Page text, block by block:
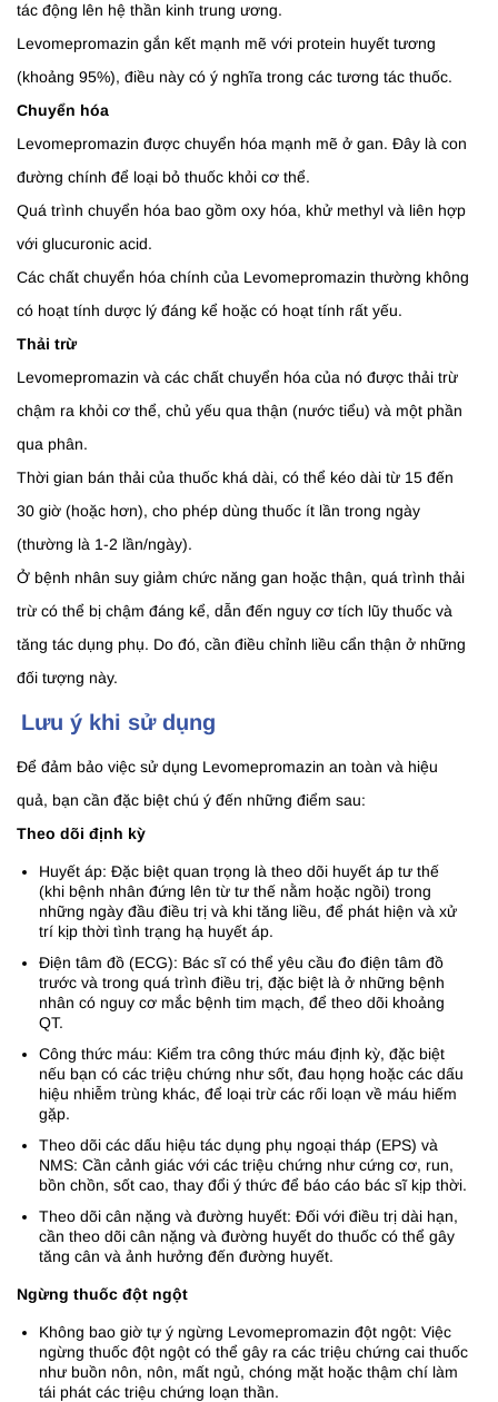
tác động lên hệ thần kinh trung ương.
Levomepromazin gắn kết mạnh mẽ với protein huyết tương
(khoảng 95%), điều này có ý nghĩa trong các tương tác thuốc.
Chuyển hóa
Levomepromazin được chuyển hóa mạnh mẽ ở gan. Đây là con
đường chính để loại bỏ thuốc khỏi cơ thể.
Quá trình chuyển hóa bao gồm oxy hóa, khử methyl và liên hợp
với glucuronic acid.
Các chất chuyển hóa chính của Levomepromazin thường không
có hoạt tính dược lý đáng kể hoặc có hoạt tính rất yếu.
Thải trừ
Levomepromazin và các chất chuyển hóa của nó được thải trừ
chậm ra khỏi cơ thể, chủ yếu qua thận (nước tiểu) và một phần
qua phân.
Thời gian bán thải của thuốc khá dài, có thể kéo dài từ 15 đến
30 giờ (hoặc hơn), cho phép dùng thuốc ít lần trong ngày
(thường là 1-2 lần/ngày).
Ở bệnh nhân suy giảm chức năng gan hoặc thận, quá trình thải
trừ có thể bị chậm đáng kể, dẫn đến nguy cơ tích lũy thuốc và
tăng tác dụng phụ. Do đó, cần điều chỉnh liều cẩn thận ở những
đối tượng này.
Lưu ý khi sử dụng
Để đảm bảo việc sử dụng Levomepromazin an toàn và hiệu
quả, bạn cần đặc biệt chú ý đến những điểm sau:
Theo dõi định kỳ
Huyết áp: Đặc biệt quan trọng là theo dõi huyết áp tư thế
(khi bệnh nhân đứng lên từ tư thế nằm hoặc ngồi) trong
những ngày đầu điều trị và khi tăng liều, để phát hiện và xử
trí kịp thời tình trạng hạ huyết áp.
Điện tâm đồ (ECG): Bác sĩ có thể yêu cầu đo điện tâm đồ
trước và trong quá trình điều trị, đặc biệt là ở những bệnh
nhân có nguy cơ mắc bệnh tim mạch, để theo dõi khoảng
QT.
Công thức máu: Kiểm tra công thức máu định kỳ, đặc biệt
nếu bạn có các triệu chứng như sốt, đau họng hoặc các dấu
hiệu nhiễm trùng khác, để loại trừ các rối loạn về máu hiếm
gặp.
Theo dõi các dấu hiệu tác dụng phụ ngoại tháp (EPS) và
NMS: Cần cảnh giác với các triệu chứng như cứng cơ, run,
bồn chồn, sốt cao, thay đổi ý thức để báo cáo bác sĩ kịp thời.
Theo dõi cân nặng và đường huyết: Đối với điều trị dài hạn,
cần theo dõi cân nặng và đường huyết do thuốc có thể gây
tăng cân và ảnh hưởng đến đường huyết.
Ngừng thuốc đột ngột
Không bao giờ tự ý ngừng Levomepromazin đột ngột: Việc
ngừng thuốc đột ngột có thể gây ra các triệu chứng cai thuốc
như buồn nôn, nôn, mất ngủ, chóng mặt hoặc thậm chí làm
tái phát các triệu chứng loạn thần.